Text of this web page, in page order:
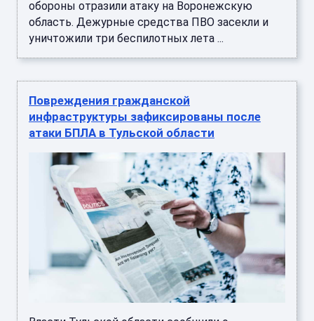
атаки БПЛА в Тульской области
Власти Тульской области сообщили о
повреждении гражданской инфраструктуры в
результате отражения атаки украинских